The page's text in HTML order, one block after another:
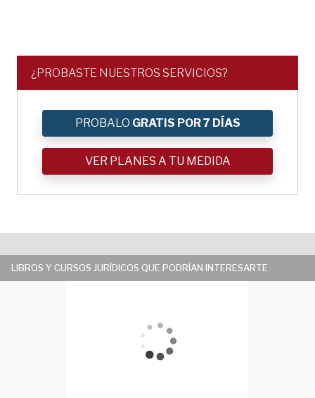
¿PROBASTE NUESTROS SERVICIOS?
PROBALO GRATIS POR 7 DÍAS
VER PLANES A TU MEDIDA
LIBROS Y CURSOS JURÍDICOS QUE PODRÍAN INTERESARTE